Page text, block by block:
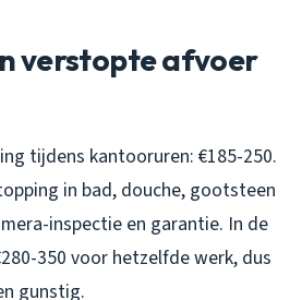
verstopte afvoer
tijdens kantooruren: €185-250.
in bad, douche, gootsteen
inspectie en garantie. In de
350 voor hetzelfde werk, dus
gunstig.